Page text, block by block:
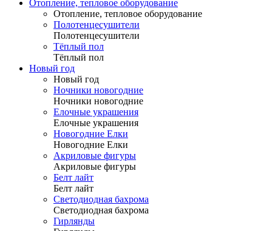
Отопление, тепловое оборудование
Отопление, тепловое оборудование
Полотенцесушители
Полотенцесушители
Тёплый пол
Тёплый пол
Новый год
Новый год
Ночники новогодние
Ночники новогодние
Елочные украшения
Елочные украшения
Новогодние Елки
Новогодние Елки
Акриловые фигуры
Акриловые фигуры
Белт лайт
Белт лайт
Светодиодная бахрома
Светодиодная бахрома
Гирлянды